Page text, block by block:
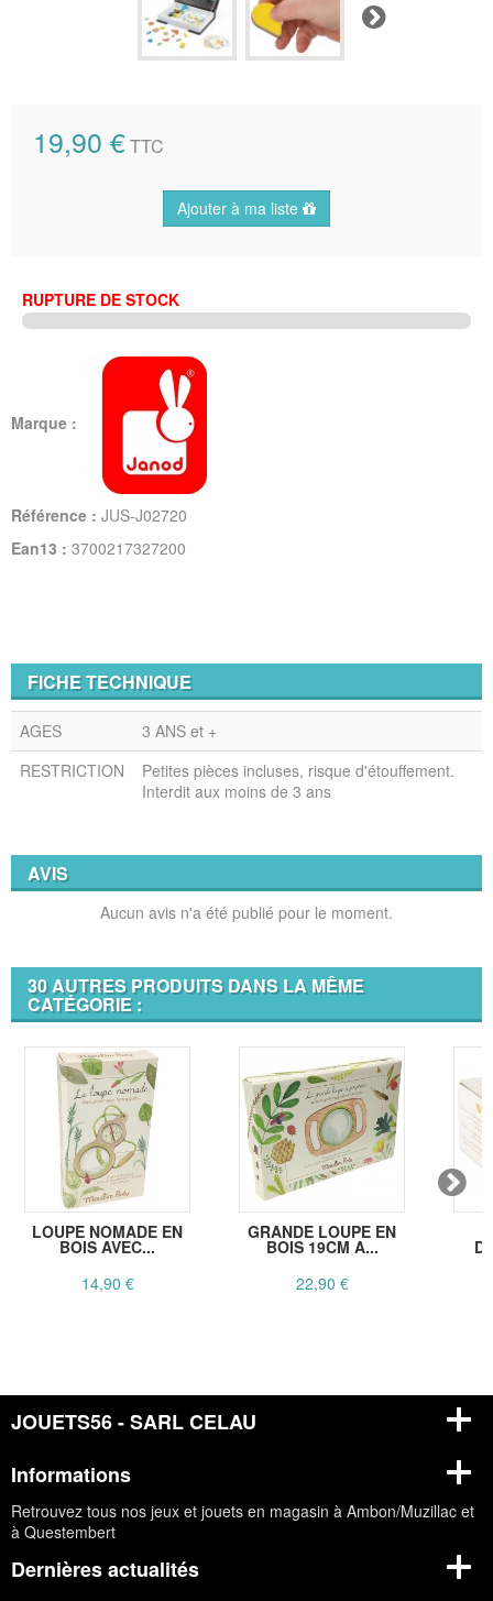
Suivant
19,90 €TTC
Ajouter à ma liste
RUPTURE DE STOCK
Marque :
Référence : JUS-J02720
Ean13 : 3700217327200
FICHE TECHNIQUE
AGES
3 ANS et +
RESTRICTION
Petites pièces incluses, risque d'étouffement.
Interdit aux moins de 3 ans
AVIS
Aucun avis n'a été publié pour le moment.
30 AUTRES PRODUITS DANS LA MÊME
CATÉGORIE :
LOUPE NOMADE EN
BOIS AVEC...
14,90 €
GRANDE LOUPE EN
BOIS 19CM A...
22,90 €
JOUETS56 - SARL CELAU
Informations
Retrouvez tous nos jeux et jouets en magasin à Ambon/Muzillac et
à Questembert
Dernières actualités